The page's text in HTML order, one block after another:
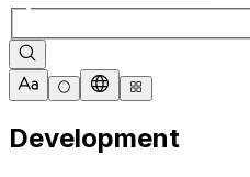
Development